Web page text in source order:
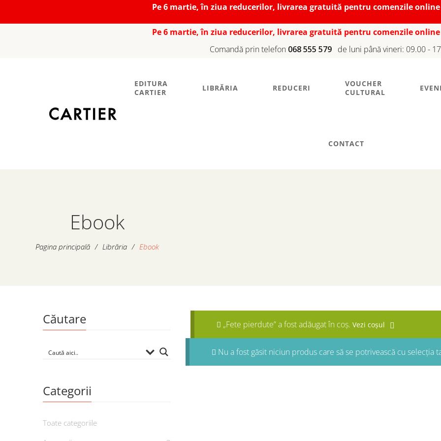
Pe 6 martie, în ziua reducerilor, livrarea gratuită pentru comenzile
Pe 6 martie, în ziua reducerilor, livrarea gratuită pentru comenzile
Comandă prin telefon 068 555 579 de luni până vineri: 09.00 -
EDITURA
CARTIER
LIBRĂRIA REDUCERI
VOUCHER
CULTURAL
CONTACT
Ebook
Pagina principală / Librăria / Ebook
„Fete pierdute” a fost adăugat în coș. Vezi coșul
Nu a fost găsit niciun produs care să se potrivească cu selecția
Căutare
Categorii
Toate categoriile